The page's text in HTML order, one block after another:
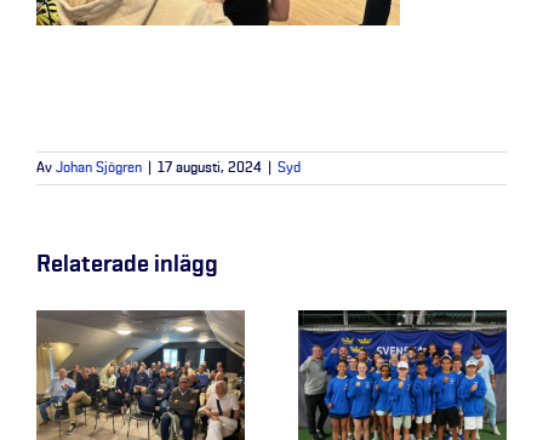
Av Johan Sjögren 17 augusti, 2024 Syd
Relaterade inlägg